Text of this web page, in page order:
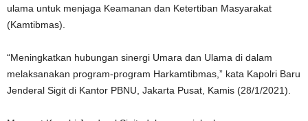
ulama untuk menjaga Keamanan dan Ketertiban Masyarakat
(Kamtibmas).
“Meningkatkan hubungan sinergi Umara dan Ulama di dalam
melaksanakan program-program Harkamtibmas,” kata Kapolri Baru
Jenderal Sigit di Kantor PBNU, Jakarta Pusat, Kamis (28/1/2021).